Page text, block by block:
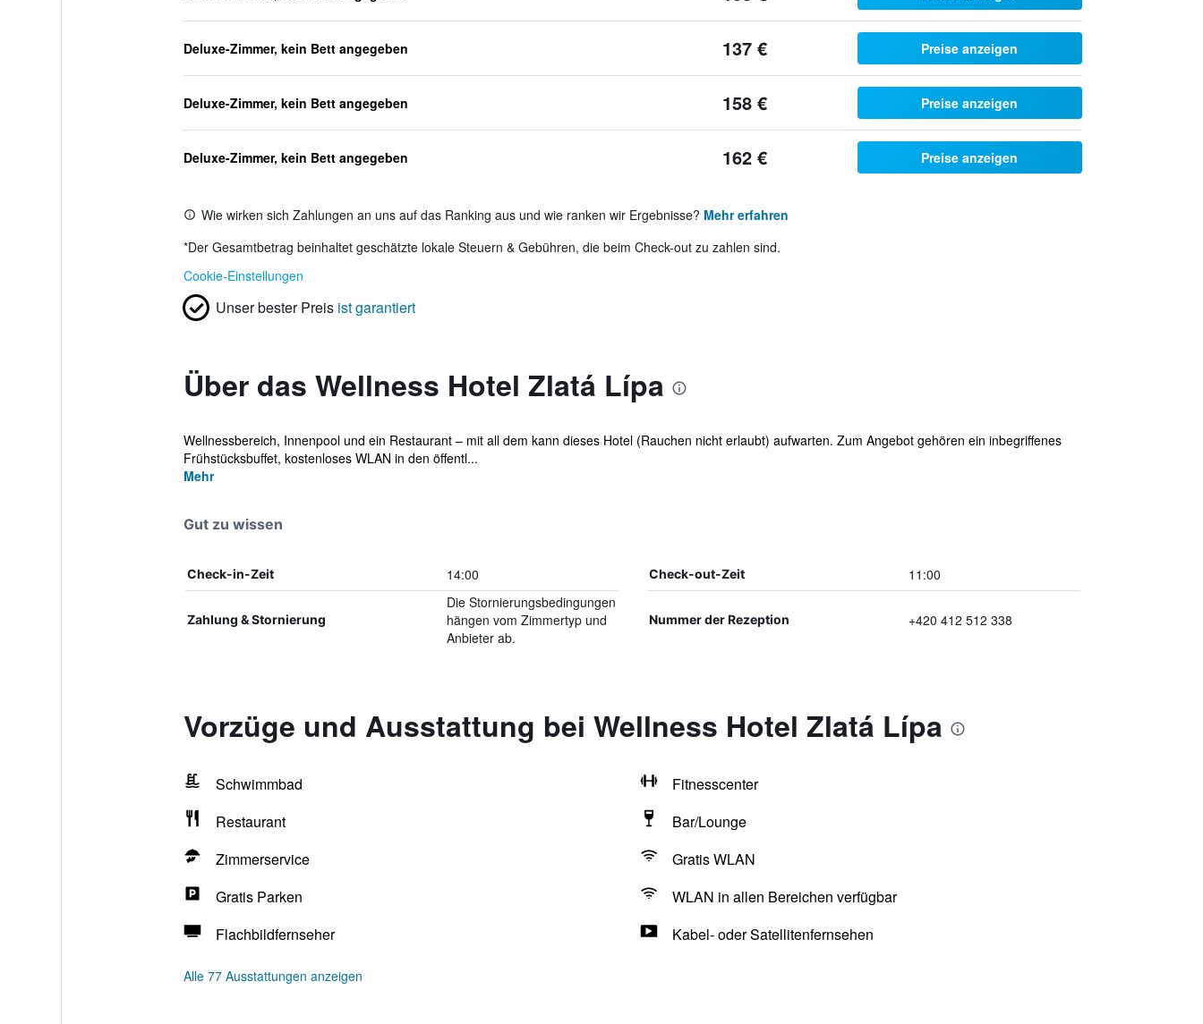
Deluxe-Zimmer, kein Bett angegeben 137 € Preise anzeigen
Deluxe-Zimmer, kein Bett angegeben 158 € Preise anzeigen
Deluxe-Zimmer, kein Bett angegeben 162 € Preise anzeigen
Wie wirken sich Zahlungen an uns auf das Ranking aus und wie ranken wir Ergebnisse? Mehr erfahren
*Der Gesamtbetrag beinhaltet geschätzte lokale Steuern & Gebühren, die beim Check-out zu zahlen sind.
Cookie-Einstellungen
Unser bester Preis ist garantiert
Über das Wellness Hotel Zlatá Lípa
Wellnessbereich, Innenpool und ein Restaurant – mit all dem kann dieses Hotel (Rauchen nicht erlaubt) aufwarten. Zum Angebot gehören ein inbegriffenes
Frühstücksbuffet, kostenloses WLAN in den öffentl...
Mehr
Gut zu wissen
Check-in-Zeit 14:00 Check-out-Zeit 11:00
Zahlung & Stornierung
Die Stornierungsbedingungen
hängen vom Zimmertyp und
Anbieter ab.
Nummer der Rezeption +420 412 512 338
Vorzüge und Ausstattung bei Wellness Hotel Zlatá Lípa
Schwimmbad
Fitnesscenter
Restaurant
Bar/Lounge
Zimmerservice
Gratis WLAN
Gratis Parken
WLAN in allen Bereichen verfügbar
Flachbildfernseher
Kabel- oder Satellitenfernsehen
Alle 77 Ausstattungen anzeigen